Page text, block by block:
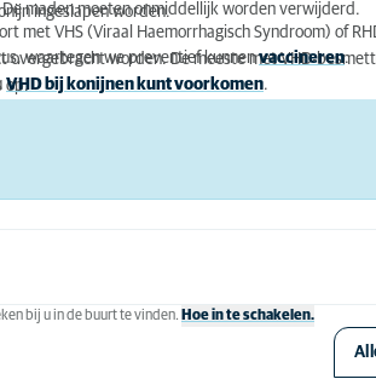
maden moeten onmiddellijk worden verwijderd.
ingeslapen worden.
met VHS (Viraal Haemorrhagisch Syndroom) of
waartegen we preventief kunnenvaccineren.
worden. De meeste met VHD-
VHD bij konijnen kunt voorkomen.
op.
bij u in de buurt te vinden. Hoe in te schakelen.